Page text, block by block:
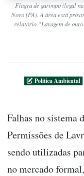
Flagra de garimpo ilegal
Novo (PA). A área está
relatório “Lavagem de
Politica Ambiental
Falhas no sistema
Permissões de
sendo utilizadas
no mercado